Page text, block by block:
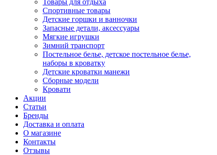
Товары для отдыха
Спортивные товары
Детские горшки и ванночки
Запасные детали, аксессуары
Мягкие игрушки
Зимний транспорт
Постельное белье, детское постельное белье,
наборы в кроватку
Детские кроватки манежи
Сборные модели
Кровати
Акции
Статьи
Бренды
Доставка и оплата
О магазине
Контакты
Отзывы